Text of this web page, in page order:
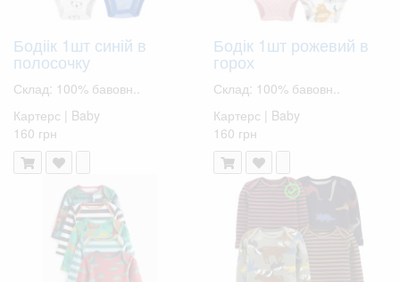
Бодіік 1шт синій в
полосочку
Склад: 100% бавовн..
Картерс | Baby
160 грн
Бодік 1шт рожевий в
горох
Склад: 100% бавовн..
Картерс | Baby
160 грн